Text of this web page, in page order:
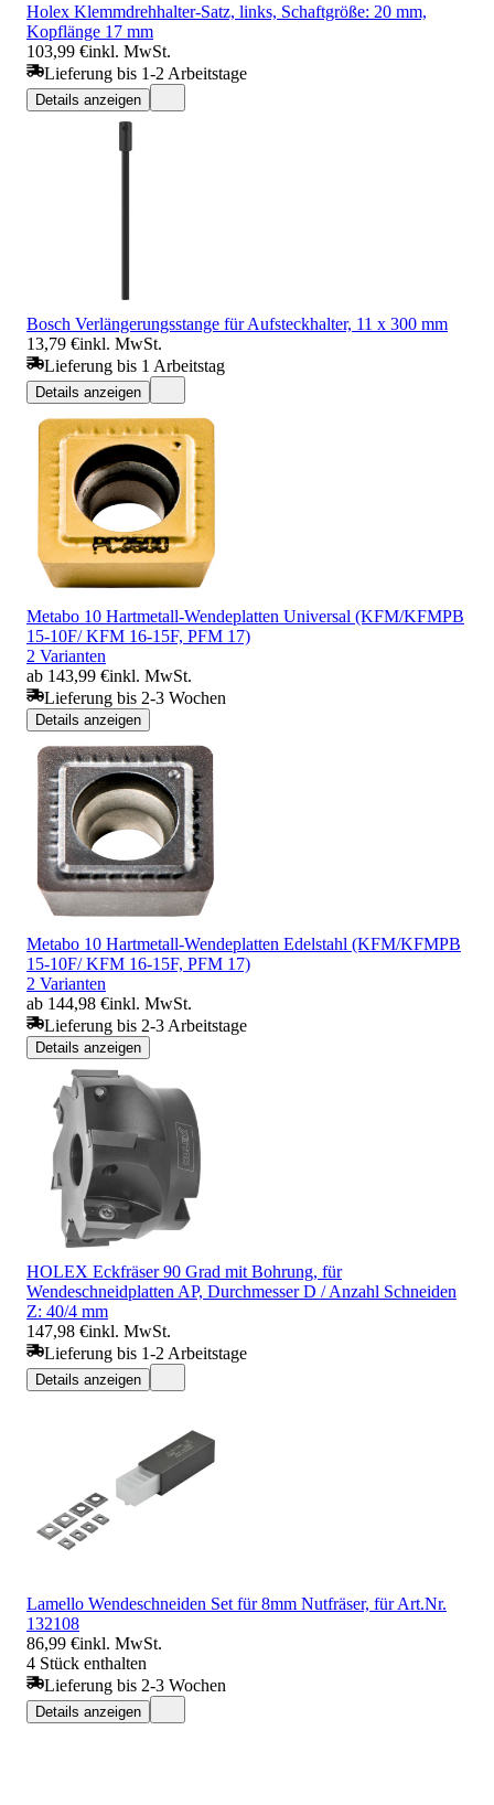
Holex Klemmdrehhalter-Satz, links, Schaftgröße: 20 mm,
Kopflänge 17 mm
103,99 €inkl. MwSt.
Lieferung bis 1-2 Arbeitstage
Details anzeigen
Bosch Verlängerungsstange für Aufsteckhalter, 11 x 300 mm
13,79 €inkl. MwSt.
Lieferung bis 1 Arbeitstag
Details anzeigen
Metabo 10 Hartmetall-Wendeplatten Universal (KFM/KFMPB
15-10F/ KFM 16-15F, PFM 17)
2 Varianten
ab 143,99 €inkl. MwSt.
Lieferung bis 2-3 Wochen
Details anzeigen
Metabo 10 Hartmetall-Wendeplatten Edelstahl (KFM/KFMPB
15-10F/ KFM 16-15F, PFM 17)
2 Varianten
ab 144,98 €inkl. MwSt.
Lieferung bis 2-3 Arbeitstage
Details anzeigen
HOLEX Eckfräser 90 Grad mit Bohrung, für
Wendeschneidplatten AP, Durchmesser D / Anzahl Schneiden
Z: 40/4 mm
147,98 €inkl. MwSt.
Lieferung bis 1-2 Arbeitstage
Details anzeigen
Lamello Wendeschneiden Set für 8mm Nutfräser, für Art.Nr.
132108
86,99 €inkl. MwSt.
4 Stück enthalten
Lieferung bis 2-3 Wochen
Details anzeigen